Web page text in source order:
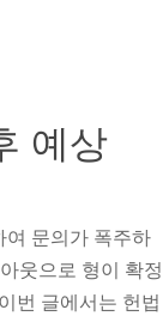
예상
문의가 폭주하
웃으로 형이 확정
번 글에서는 헌법